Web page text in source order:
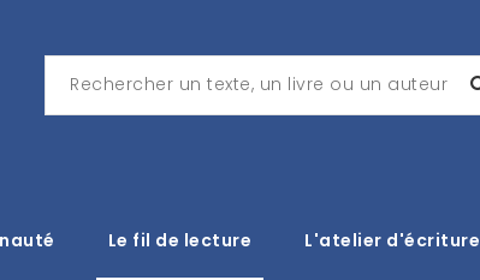
Le fil de lecture L'atelier d'écriture